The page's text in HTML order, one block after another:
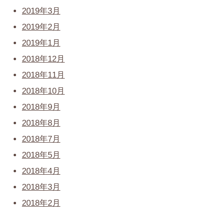
2019年3月
2019年2月
2019年1月
2018年12月
2018年11月
2018年10月
2018年9月
2018年8月
2018年7月
2018年5月
2018年4月
2018年3月
2018年2月